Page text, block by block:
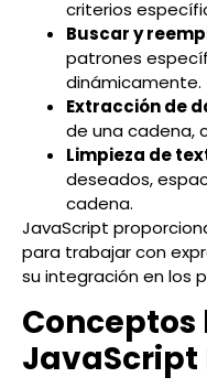
criterios
Buscar y
patrones
dinámicamente.
Extracción de
de una cadena,
Limpieza de
deseados,
cadena.
JavaScript
para trabajar con
su integración en los
Conceptos
JavaScript